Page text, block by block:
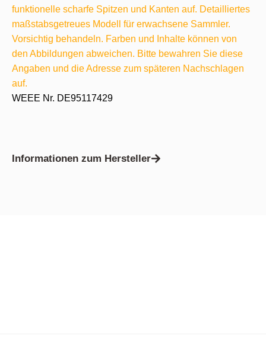
funktionelle scharfe Spitzen und Kanten auf. Detailliertes
maßstabsgetreues Modell für erwachsene Sammler.
Vorsichtig behandeln. Farben und Inhalte können von
den Abbildungen abweichen. Bitte bewahren Sie diese
Angaben und die Adresse zum späteren Nachschlagen
auf.
WEEE Nr. DE95117429
Informationen zum Hersteller